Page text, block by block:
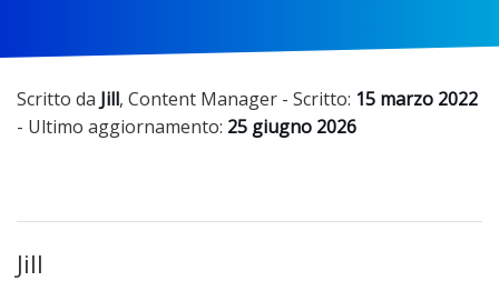
Scritto da Jill, Content Manager - Scritto: 15 marzo 2022
- Ultimo aggiornamento: 25 giugno 2026
Jill